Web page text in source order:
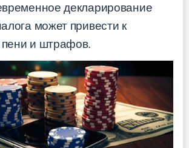
декларирование
может привести к
и штрафов.